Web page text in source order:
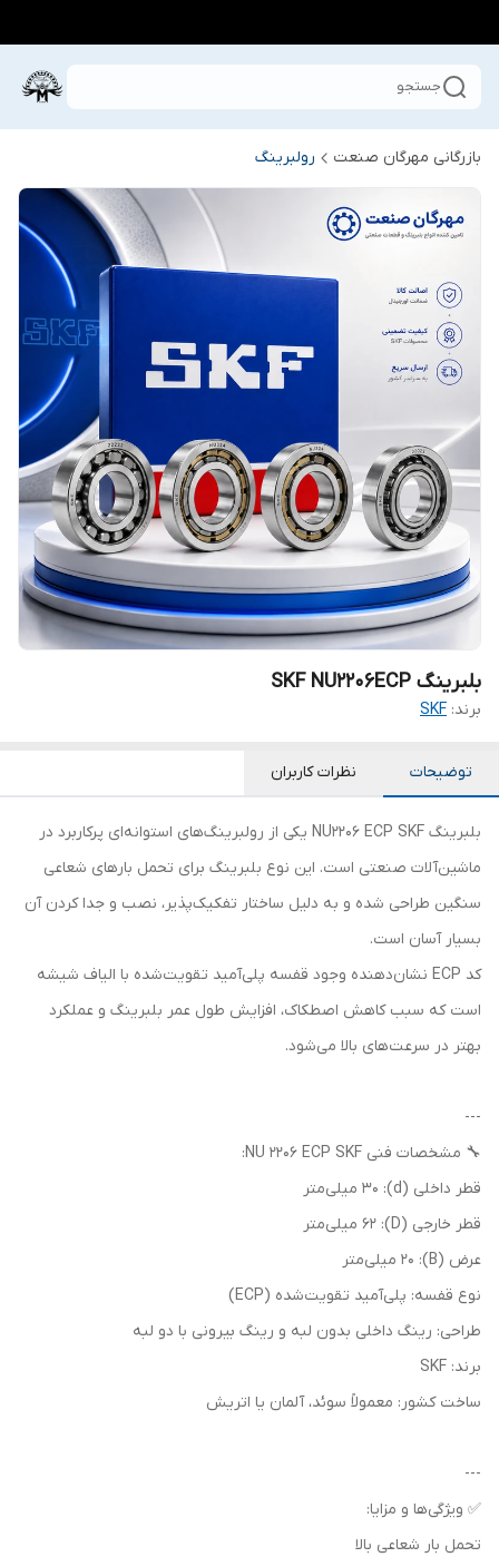
جستجو
بازرگانی مهرگان صنعت رولبرینگ
بلبرینگ SKF NU2206ECP
برند: SKF
توضیحات نظرات کاربران
بلبرینگ NU2206 ECP SKF یکی از رولبرینگ‌های استوانه‌ای پرکاربرد در
ماشین‌آلات صنعتی است. این نوع بلبرینگ برای تحمل بارهای شعاعی
سنگین طراحی شده و به دلیل ساختار تفکیک‌پذیر، نصب و جدا کردن آن
بسیار آسان است.
کد ECP نشان‌دهنده وجود قفسه پلی‌آمید تقویت‌شده با الیاف شیشه
است که سبب کاهش اصطکاک، افزایش طول عمر بلبرینگ و عملکرد
بهتر در سرعت‌های بالا می‌شود.
---
🔧 مشخصات فنی NU 2206 ECP SKF:
قطر داخلی (d): 30 میلی‌متر
قطر خارجی (D): 62 میلی‌متر
عرض (B): 20 میلی‌متر
نوع قفسه: پلی‌آمید تقویت‌شده (ECP)
طراحی: رینگ داخلی بدون لبه و رینگ بیرونی با دو لبه
برند: SKF
ساخت کشور: معمولاً سوئد، آلمان یا اتریش
---
✅ ویژگی‌ها و مزایا:
تحمل بار شعاعی بالا